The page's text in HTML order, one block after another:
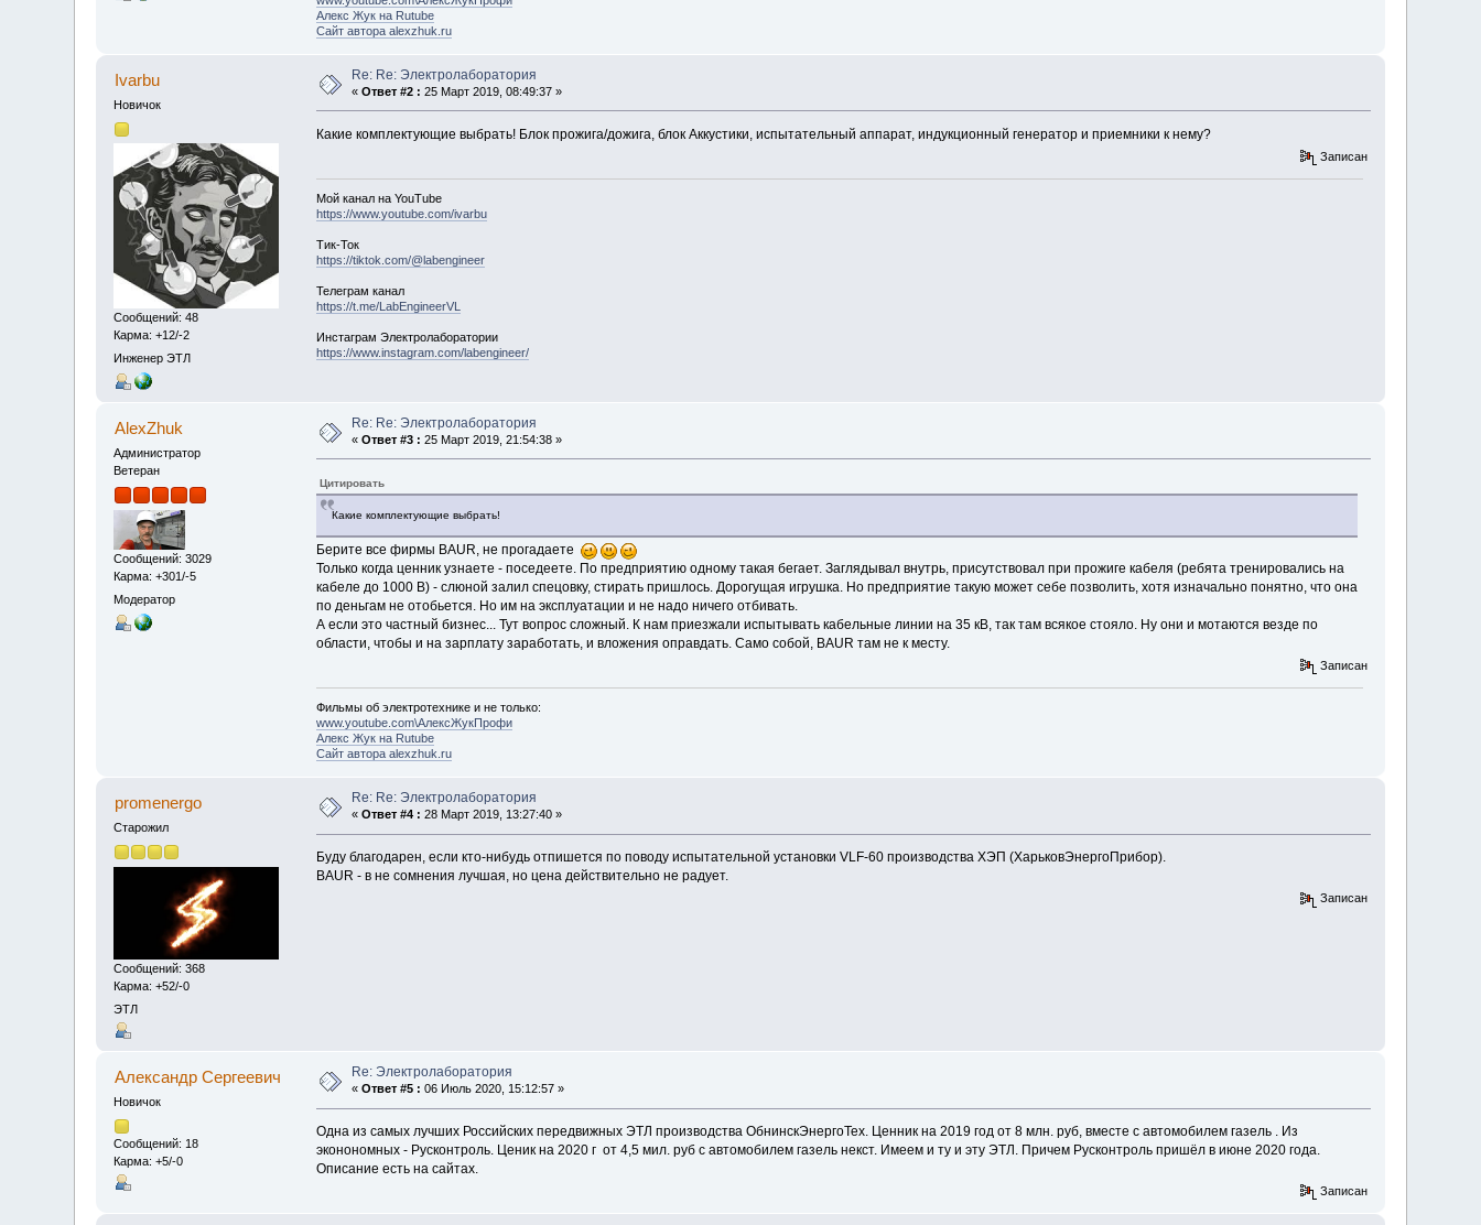
Алекс Жук на Rutube
Сайт автора alexzhuk.ru
Ivarbu
Новичок
Сообщений: 48
Карма: +12/-2
Инженер ЭТЛ
Re: Re: Электролаборатория
«Ответ #2 : 25 Март 2019, 08:49:37 »
Какие комплектующие выбрать! Блок прожига/дожига, блок Аккустики, испытательный аппарат, индукционный генератор и приемники к нему?
Записан
Мой канал на YouTube
https://www.youtube.com/ivarbu
Тик-Ток
https://tiktok.com/@labengineer
Телеграм канал
https://t.me/LabEngineerVL
Инстаграм Электролаборатории
https://www.instagram.com/labengineer/
AlexZhuk
Администратор
Ветеран
Сообщений: 3029
Карма: +301/-5
Модератор
Re: Re: Электролаборатория
«Ответ #3 : 25 Март 2019, 21:54:38 »
Цитировать
Какие комплектующие выбрать!
Берите все фирмы BAUR, не прогадаете
Только когда ценник узнаете - поседеете. По предприятию одному такая бегает. Заглядывал внутрь, присутствовал при прожиге кабеля (ребята тренировались на
кабеле до 1000 В) - слюной залил спецовку, стирать пришлось. Дорогущая игрушка. Но предприятие такую может себе позволить, хотя изначально понятно, что она
по деньгам не отобьется. Но им на эксплуатации и не надо ничего отбивать.
А если это частный бизнес... Тут вопрос сложный. К нам приезжали испытывать кабельные линии на 35 кВ, так там всякое стояло. Ну они и мотаются везде по
области, чтобы и на зарплату заработать, и вложения оправдать. Само собой, BAUR там не к месту.
Записан
Фильмы об электротехнике и не только:
www.youtube.com\АлексЖукПрофи
Алекс Жук на Rutube
Сайт автора alexzhuk.ru
promenergo
Старожил
Сообщений: 368
Карма: +52/-0
ЭТЛ
Re: Re: Электролаборатория
«Ответ #4 : 28 Март 2019, 13:27:40 »
Буду благодарен, если кто-нибудь отпишется по поводу испытательной установки VLF-60 производства ХЭП (ХарьковЭнергоПрибор).
BAUR - в не сомнения лучшая, но цена действительно не радует.
Записан
Александр Cергеевич
Новичок
Сообщений: 18
Карма: +5/-0
Re: Электролаборатория
«Ответ #5 : 06 Июль 2020, 15:12:57 »
Одна из самых лучших Российских передвижных ЭТЛ производства ОбнинскЭнергоТех. Ценник на 2019 год от 8 млн. руб, вместе с автомобилем газель . Из
эконономных - Русконтроль. Ценик на 2020 г от 4,5 мил. руб с автомобилем газель некст. Имеем и ту и эту ЭТЛ. Причем Русконтроль пришёл в июне 2020 года.
Описание есть на сайтах.
Записан